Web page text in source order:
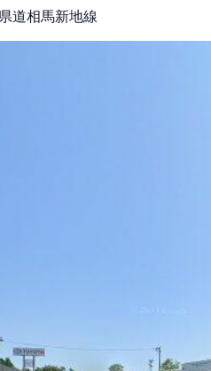
道相馬新地線